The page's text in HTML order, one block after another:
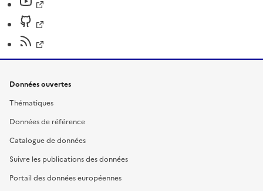
Données ouvertes
Thématiques
Données de référence
Catalogue de données
Suivre les publications des données
Portail des données européennes